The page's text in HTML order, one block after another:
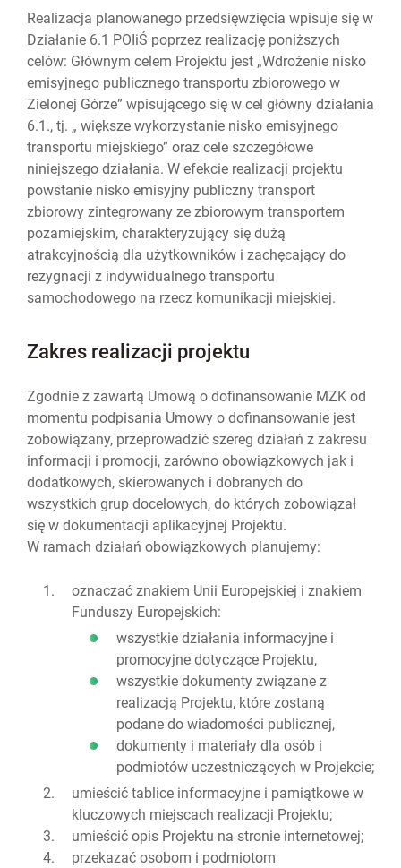
Realizacja planowanego przedsięwzięcia wpisuje się w
Działanie 6.1 POIiŚ poprzez realizację poniższych
celów: Głównym celem Projektu jest „Wdrożenie nisko
emisyjnego publicznego transportu zbiorowego w
Zielonej Górze” wpisującego się w cel główny działania
6.1., tj. „ większe wykorzystanie nisko emisyjnego
transportu miejskiego” oraz cele szczegółowe
niniejszego działania. W efekcie realizacji projektu
powstanie nisko emisyjny publiczny transport
zbiorowy zintegrowany ze zbiorowym transportem
pozamiejskim, charakteryzujący się dużą
atrakcyjnością dla użytkowników i zachęcający do
rezygnacji z indywidualnego transportu
samochodowego na rzecz komunikacji miejskiej.
Zakres realizacji projektu
Zgodnie z zawartą Umową o dofinansowanie MZK od
momentu podpisania Umowy o dofinansowanie jest
zobowiązany, przeprowadzić szereg działań z zakresu
informacji i promocji, zarówno obowiązkowych jak i
dodatkowych, skierowanych i dobranych do
wszystkich grup docelowych, do których zobowiązał
się w dokumentacji aplikacyjnej Projektu.
W ramach działań obowiązkowych planujemy:
oznaczać znakiem Unii Europejskiej i znakiem
Funduszy Europejskich:
wszystkie działania informacyjne i
promocyjne dotyczące Projektu,
wszystkie dokumenty związane z
realizacją Projektu, które zostaną
podane do wiadomości publicznej,
dokumenty i materiały dla osób i
podmiotów uczestniczących w Projekcie;
umieścić tablice informacyjne i pamiątkowe w
kluczowych miejscach realizacji Projektu;
umieścić opis Projektu na stronie internetowej;
przekazać osobom i podmiotom